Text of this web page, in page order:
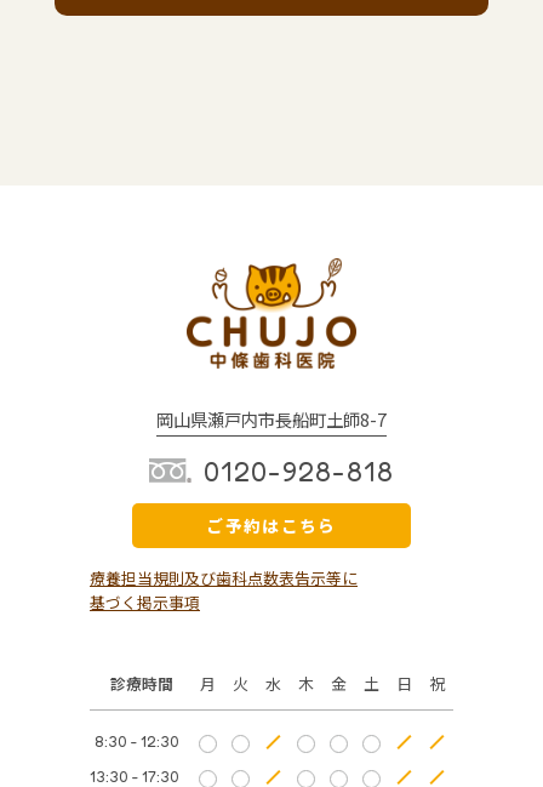
岡山県瀬戸内市長船町土師8-7
0120-928-818
ご予約はこちら
診療時間 月 火 水 木 金 土 日 祝
8:30 - 12:30
13:30 - 17:30
療養担当規則及び歯科点数表告示等に
基づく掲示事項